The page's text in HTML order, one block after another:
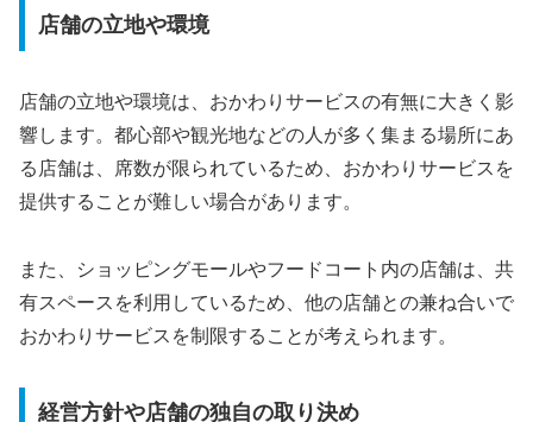
店舗の立地や環境
店舗の立地や環境は、おかわりサービスの有無に大きく影
響します。都心部や観光地などの人が多く集まる場所にあ
る店舗は、席数が限られているため、おかわりサービスを
提供することが難しい場合があります。
また、ショッピングモールやフードコート内の店舗は、共
有スペースを利用しているため、他の店舗との兼ね合いで
おかわりサービスを制限することが考えられます。
経営方針や店舗の独自の取り決め